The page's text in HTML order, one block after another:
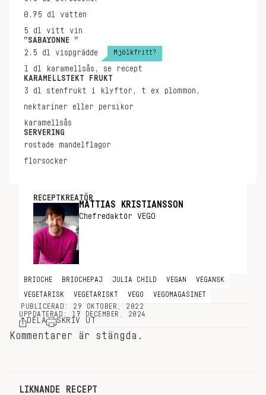
0.75 dl
vatten
5 dl
vitt vin
”SABAYONNE ”
2.5 dl vispgrädde Mjölkfritt?
1 dl
karamellsås, se recept
KARAMELLSTEKT FRUKT
3 dl
stenfrukt i klyftor, t ex plommon,
nektariner eller persikor
karamellsås
SERVERING
rostade mandelflagor
florsocker
RECEPTKREATÖR
MATTIAS KRISTIANSSON
Chefredaktör VEGO
BRIOCHE BRIOCHEPAJ JULIA CHILD VEGAN VEGANSK
VEGETARISK VEGETARISKT VEGO
VEGOMAGASINET
PUBLICERAD: 29 OKTOBER, 2022
UPPDATERAD: 17 DECEMBER, 2024
DELA SKRIV UT
Kommentarer är stängda.
LIKNANDE RECEPT